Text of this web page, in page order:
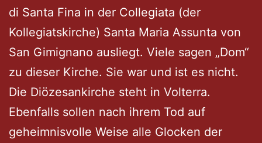
di Santa Fina in der Collegiata (der
Kollegiatskirche) Santa Maria Assunta von
San Gimignano ausliegt. Viele sagen „Dom“
zu dieser Kirche. Sie war und ist es nicht.
Die Diözesankirche steht in Volterra.
Ebenfalls sollen nach ihrem Tod auf
geheimnisvolle Weise alle Glocken der